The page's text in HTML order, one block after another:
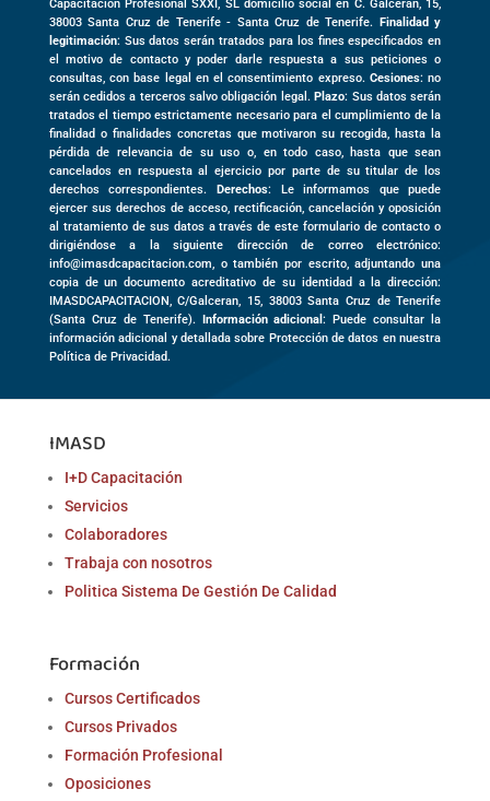
Capacitación Profesional SXXI, SL domicilio social en C. Galceran, 15,
38003Santa Cruz de Tenerife - Santa Cruz de Tenerife. Finalidad y
legitimación: Sus datos serán tratados para los fines especificados en
el motivo de contacto y poder darle respuesta a sus peticiones o
consultas, con base legal en el consentimiento expreso. Cesiones: no
serán cedidos a terceros salvo obligación legal.Plazo: Sus datos serán
tratados el tiempo estrictamente necesario para el cumplimiento de la
finalidad o finalidades concretas que motivaron su recogida, hasta la
pérdida de relevancia de su uso o, en todo caso, hasta que sean
cancelados en respuesta al ejercicio por parte de su titular de los
derechos correspondientes. Derechos: Le informamos que puede
ejercer sus derechos de acceso, rectificación, cancelación y oposición
al tratamiento de sus datos a través de este formulario de contacto o
dirigiéndose a la siguiente dirección de correo electrónico:
info@imasdcapacitacion.com, o también por escrito, adjuntando una
copia de un documento acreditativo de su identidad a la dirección:
IMASDCAPACITACION,C/Galceran, 15, 38003Santa Cruz de Tenerife
(Santa Cruz de Tenerife).Información adicional: Puede consultar la
información adicional y detallada sobre Protección de datos en nuestra
Política de Privacidad.
IMASD
I+D Capacitación
Servicios
Colaboradores
Trabaja con nosotros
Politica Sistema De Gestión De Calidad
Formación
Cursos Certificados
Cursos Privados
Formación Profesional
Oposiciones